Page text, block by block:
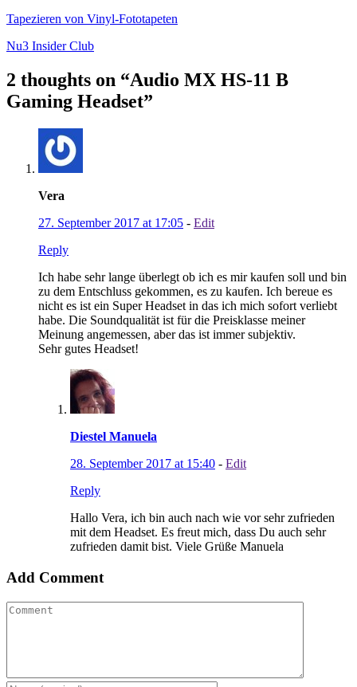
Tapezieren von Vinyl-Fototapeten
Nu3 Insider Club
2 thoughts on “Audio MX HS-11 B
Gaming Headset”
Vera
27. September 2017 at 17:05 - Edit
Reply
Ich habe sehr lange überlegt ob ich es mir kaufen soll und bin
zu dem Entschluss gekommen, es zu kaufen. Ich bereue es
nicht es ist ein Super Headset in das ich mich sofort verliebt
habe. Die Soundqualität ist für die Preisklasse meiner
Meinung angemessen, aber das ist immer subjektiv.
Sehr gutes Headset!
Diestel Manuela
28. September 2017 at 15:40 - Edit
Reply
Hallo Vera, ich bin auch nach wie vor sehr zufrieden
mit dem Headset. Es freut mich, dass Du auch sehr
zufrieden damit bist. Viele Grüße Manuela
Add Comment